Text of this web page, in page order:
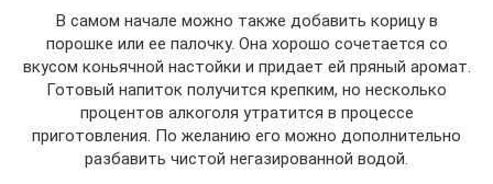
В самом начале можно также добавить корицу в
порошке или ее палочку. Она хорошо сочетается со
вкусом коньячной настойки и придает ей пряный аромат.
Готовый напиток получится крепким, но несколько
процентов алкоголя утратится в процессе
приготовления. По желанию его можно дополнительно
разбавить чистой негазированной водой.